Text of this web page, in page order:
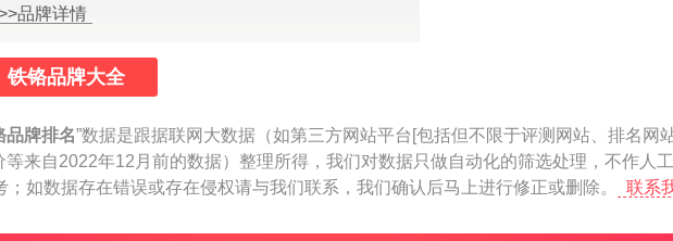
品牌详情
铁铬品牌大全
品牌排名”数据是跟据联网大数据（如第三方网站平台[包括但不限于评测网站、排名网
来自2022年12月前的数据）整理所得，我们对数据只做自动化的筛选处理，不作人
如数据存在错误或存在侵权请与我们联系，我们确认后马上进行修正或删除。
联系